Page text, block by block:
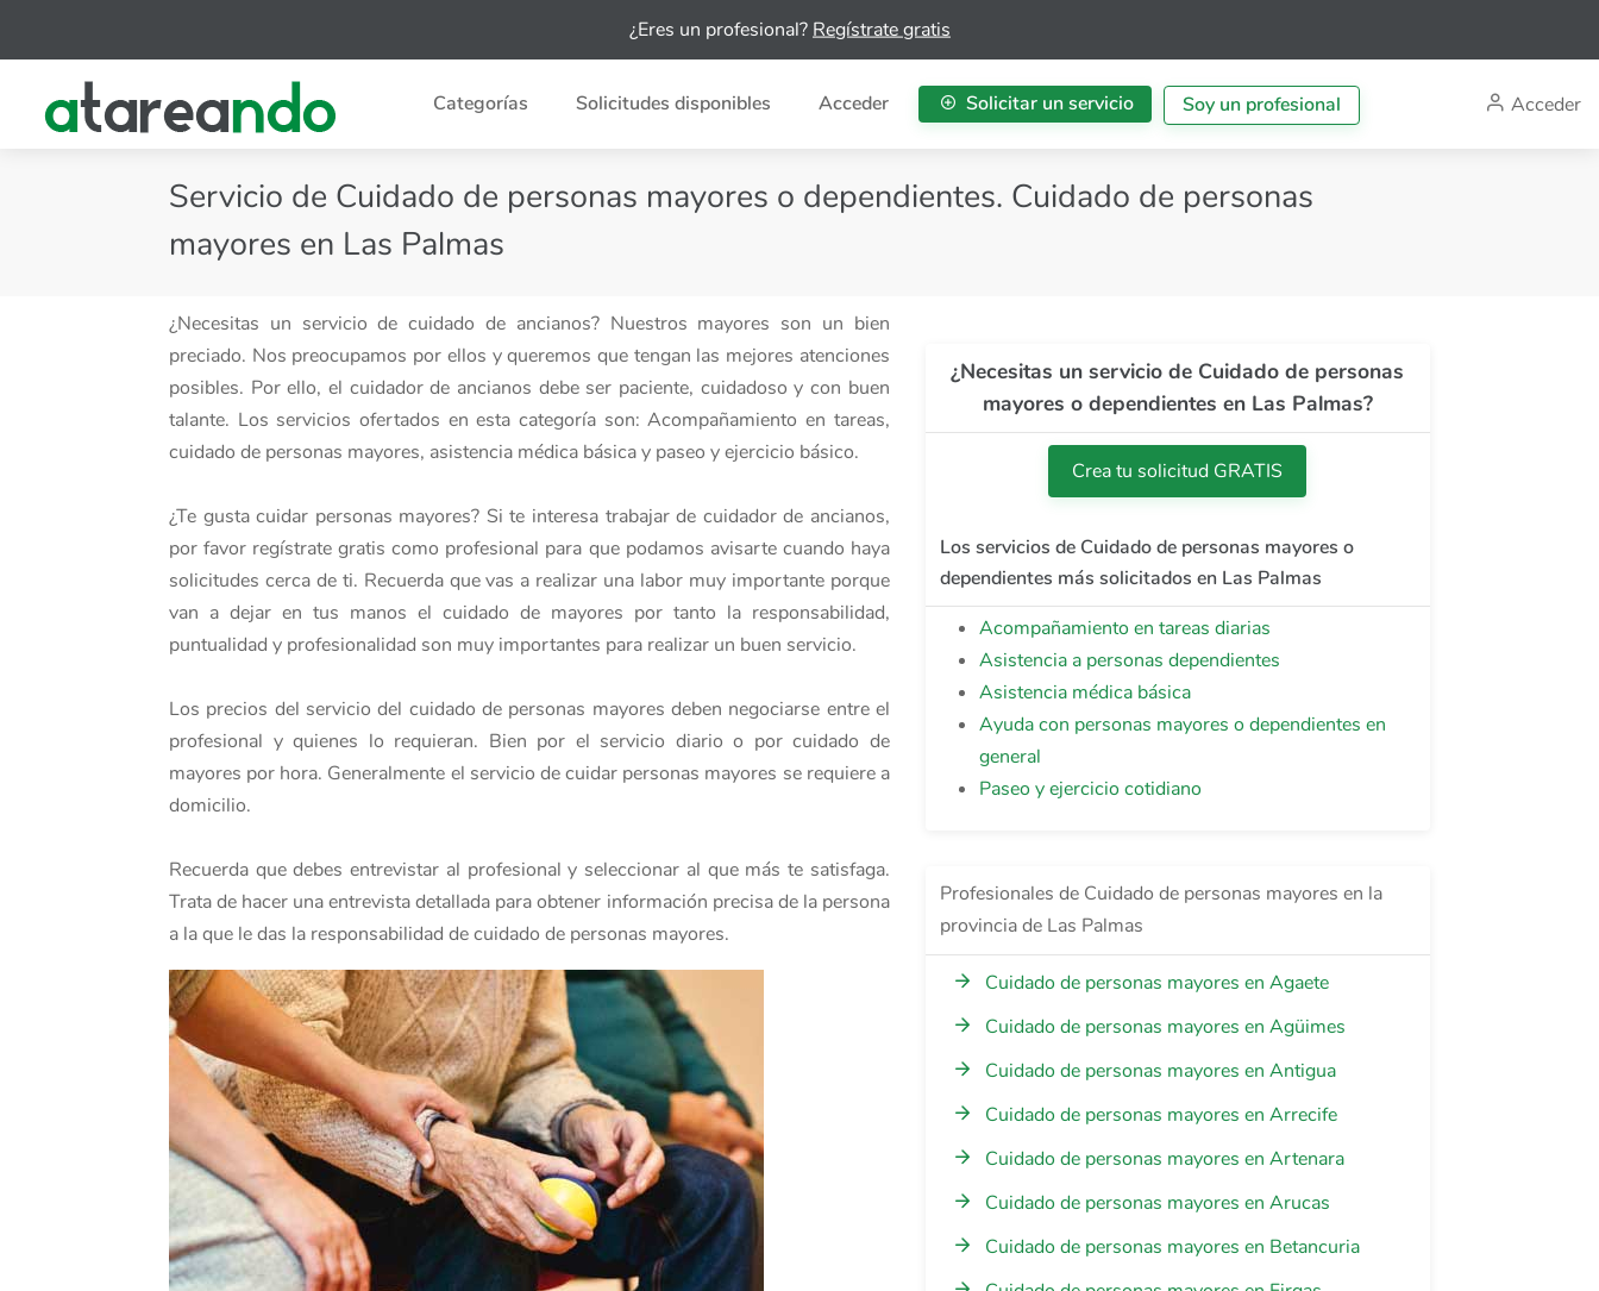
¿Eres un profesional?Regístrate gratis
Categorías Solicitudes disponibles Acceder Solicitar un servicio Soy un profesional Acceder
Servicio de Cuidado de personas mayores o dependientes. Cuidado de personas
mayores en Las Palmas
¿Necesitas un servicio de cuidado de ancianos? Nuestros mayores son un bien
preciado. Nos preocupamos por ellos y queremos que tengan las mejores atenciones
posibles. Por ello, el cuidador de ancianos debe ser paciente, cuidadoso y con buen
talante. Los servicios ofertados en esta categoría son: Acompañamiento en tareas,
cuidado de personas mayores, asistencia médica básica y paseo y ejercicio básico.
¿Te gusta cuidar personas mayores? Si te interesa trabajar de cuidador de ancianos,
por favor regístrate gratis como profesional para que podamos avisarte cuando haya
solicitudes cerca de ti. Recuerda que vas a realizar una labor muy importante porque
van a dejar en tus manos el cuidado de mayores por tanto la responsabilidad,
puntualidad y profesionalidad son muy importantes para realizar un buen servicio.
Los precios del servicio del cuidado de personas mayores deben negociarse entre el
profesional y quienes lo requieran. Bien por el servicio diario o por cuidado de
mayores por hora. Generalmente el servicio de cuidar personas mayores se requiere a
domicilio.
Recuerda que debes entrevistar al profesional y seleccionar al que más te satisfaga.
Trata de hacer una entrevista detallada para obtener información precisa de la persona
a la que le das la responsabilidad de cuidado de personas mayores.
¿Necesitas un servicio de Cuidado de personas
mayores o dependientes en Las Palmas?
Crea tu solicitud GRATIS
Los servicios de Cuidado de personas mayores o
dependientes más solicitados en Las Palmas
Acompañamiento en tareas diarias
Asistencia a personas dependientes
Asistencia médica básica
Ayuda con personas mayores o dependientes en
general
Paseo y ejercicio cotidiano
Profesionales de Cuidado de personas mayores en la
provincia de Las Palmas
Cuidado de personas mayores en Agaete
Cuidado de personas mayores en Agüimes
Cuidado de personas mayores en Antigua
Cuidado de personas mayores en Arrecife
Cuidado de personas mayores en Artenara
Cuidado de personas mayores en Arucas
Cuidado de personas mayores en Betancuria